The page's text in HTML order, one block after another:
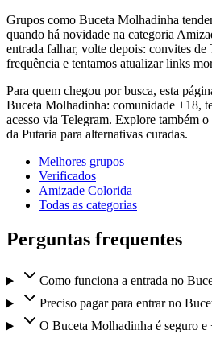
Grupos como Buceta Molhadinha
quando há novidade na categoria
entrada falhar, volte depois: convites
frequência e tentamos atualizar links
Para quem chegou por busca, esta
Buceta Molhadinha: comunidade +18,
acesso via Telegram. Explore também
da Putaria para alternativas curadas.
Melhores grupos
Verificados
Amizade Colorida
Todas as categorias
Perguntas frequentes
Como funciona a entrada no
Preciso pagar para entrar no
O Buceta Molhadinha é seguro e